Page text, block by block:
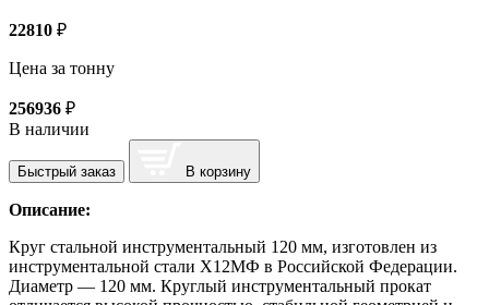
22810 ₽
Цена за тонну
256936 ₽
В наличии
Быстрый заказ В корзину
Описание:
Круг стальной инструментальный 120 мм, изготовлен из
инструментальной стали Х12МФ в Российской Федерации.
Диаметр — 120 мм. Круглый инструментальный прокат